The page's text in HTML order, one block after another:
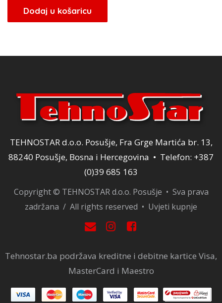
bila
je:
40,00 KM.
Dodaj u košaricu
TEHNOSTAR d.o.o. Posušje, Fra Grge Martića br. 13,
88240 Posušje, Bosna i Hercegovina • Telefon: +387
(0)39 685 163
Copyright © TEHNOSTAR d.o.o. Posušje • Sva prava
zadržana / All rights reserved • Uvjeti kupnje
Tehnostar.ba podržava kreditne i debitne kartice Visa,
MasterCard i Maestro